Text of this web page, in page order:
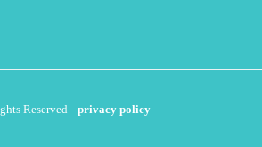
Reserved -privacy policy